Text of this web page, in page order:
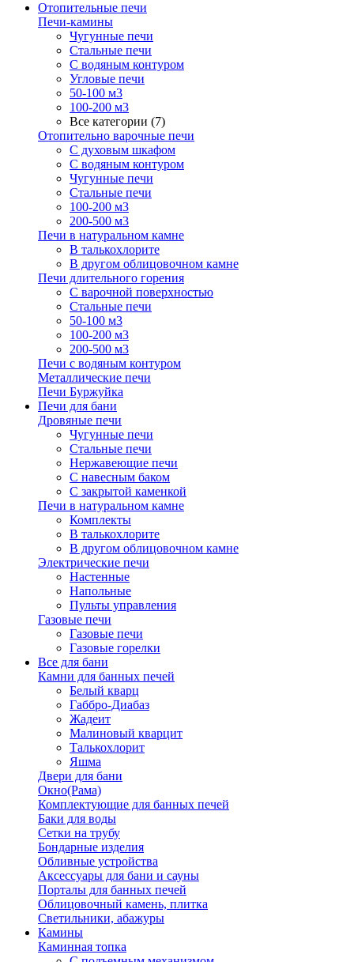
Отопительные печи
Печи-камины
Чугунные печи
Стальные печи
С водяным контуром
Угловые печи
50-100 м3
100-200 м3
Все категории (7)
Отопительно варочные печи
С духовым шкафом
С водяным контуром
Чугунные печи
Стальные печи
100-200 м3
200-500 м3
Печи в натуральном камне
В талькохлорите
В другом облицовочном камне
Печи длительного горения
С варочной поверхностью
Стальные печи
50-100 м3
100-200 м3
200-500 м3
Печи с водяным контуром
Металлические печи
Печи Буржуйка
Печи для бани
Дровяные печи
Чугунные печи
Стальные печи
Нержавеющие печи
С навесным баком
С закрытой каменкой
Печи в натуральном камне
Комплекты
В талькохлорите
В другом облицовочном камне
Электрические печи
Настенные
Напольные
Пульты управления
Газовые печи
Газовые печи
Газовые горелки
Все для бани
Камни для банных печей
Белый кварц
Габбро-Диабаз
Жадеит
Малиновый кварцит
Талькохлорит
Яшма
Двери для бани
Окно(Рама)
Комплектующие для банных печей
Баки для воды
Сетки на трубу
Бондарные изделия
Обливные устройства
Аксессуары для бани и сауны
Порталы для банных печей
Облицовочный камень, плитка
Светильники, абажуры
Камины
Каминная топка